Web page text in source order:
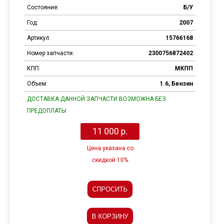
Состояние: Б/У
Год: 2007
Артикул: 15766168
Номер запчасти: 2300756872402
КПП: МКПП
Объем: 1.6, Бензин
ДОСТАВКА ДАННОЙ ЗАПЧАСТИ ВОЗМОЖНА БЕЗ
ПРЕДОПЛАТЫ
11 000 р.
Цена указана со
скидкой 10%
СПРОСИТЬ
В КОРЗИНУ
Продолжить
покупки